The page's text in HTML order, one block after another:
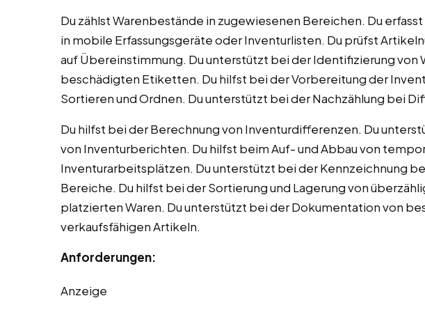
Du zählst Warenbestände in zugewiesenen Bereichen. Du
in mobile Erfassungsgeräte oder Inventurlisten. Du prüfst
auf Übereinstimmung. Du unterstützt bei der Identifizierung von
beschädigten Etiketten. Du hilfst bei der Vorbereitung der
Sortieren und Ordnen. Du unterstützt bei der Nachzählung bei
Du hilfst bei der Berechnung von Inventurdifferenzen. Du
von Inventurberichten. Du hilfst beim Auf- und Abbau von
Inventurarbeitsplätzen. Du unterstützt bei der Kennzeichnung
Bereiche. Du hilfst bei der Sortierung und Lagerung von
platzierten Waren. Du unterstützt bei der Dokumentation von
verkaufsfähigen Artikeln.
Anforderungen:
Anzeige